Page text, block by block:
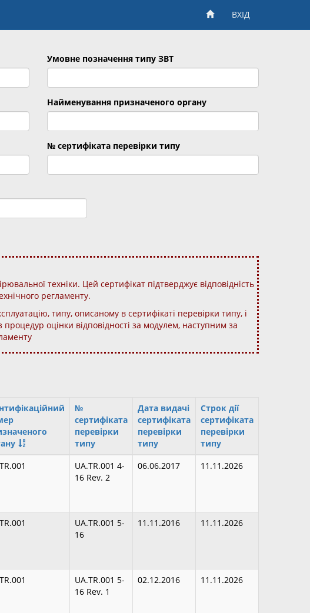
ВХІД
Умовне позначення типу ЗВТ
Найменування призначеного органу
№ сертифіката перевірки типу
техніки. Цей сертифікат підтверджує відповідність
регламенту.
типу, описаному в сертифікаті перевірки типу, і
оцінки відповідності за модулем, наступним за
№
сертифіката
перевірки
типу
Дата видачі
сертифіката
перевірки
типу
Строк дії
сертифіката
перевірки
типу
UA.TR.001 4-
16 Rev. 2
06.06.2017 11.11.2026
UA.TR.001 5-
16
11.11.2016 11.11.2026
UA.TR.001 5-
16 Rev. 1
02.12.2016 11.11.2026